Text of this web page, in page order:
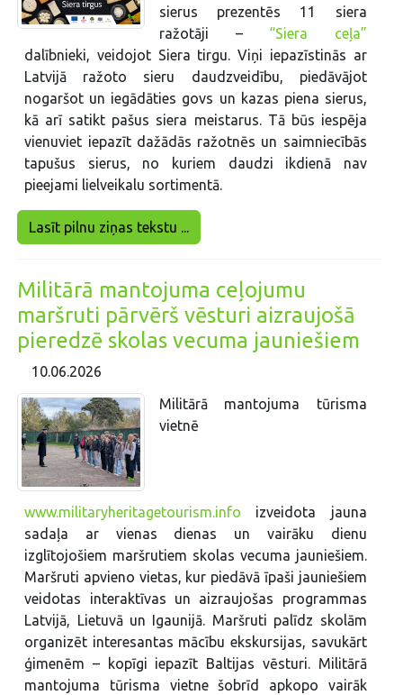
sierus prezentēs 11 siera
ražotāji – “Siera ceļa”
dalībnieki, veidojot Siera tirgu. Viņi iepazīstinās ar
Latvijā ražoto sieru daudzveidību, piedāvājot
nogaršot un iegādāties govs un kazas piena sierus,
kā arī satikt pašus siera meistarus. Tā būs iespēja
vienuviet iepazīt dažādās ražotnēs un saimniecībās
tapušus sierus, no kuriem daudzi ikdienā nav
pieejami lielveikalu sortimentā.
Lasīt pilnu ziņas tekstu ...
Militārā mantojuma ceļojumu
maršruti pārvērš vēsturi aizraujošā
pieredzē skolas vecuma jauniešiem
10.06.2026
Militārā mantojuma tūrisma
vietnē
www.militaryheritagetourism.info izveidota jauna
sadaļa ar vienas dienas un vairāku dienu
izglītojošiem maršrutiem skolas vecuma jauniešiem.
Maršruti apvieno vietas, kur piedāvā īpaši jauniešiem
veidotas interaktīvas un aizraujošas programmas
Latvijā, Lietuvā un Igaunijā. Maršruti palīdz skolām
organizēt interesantas mācību ekskursijas, savukārt
ģimenēm – kopīgi iepazīt Baltijas vēsturi. Militārā
mantojuma tūrisma vietne šobrīd apkopo vairāk